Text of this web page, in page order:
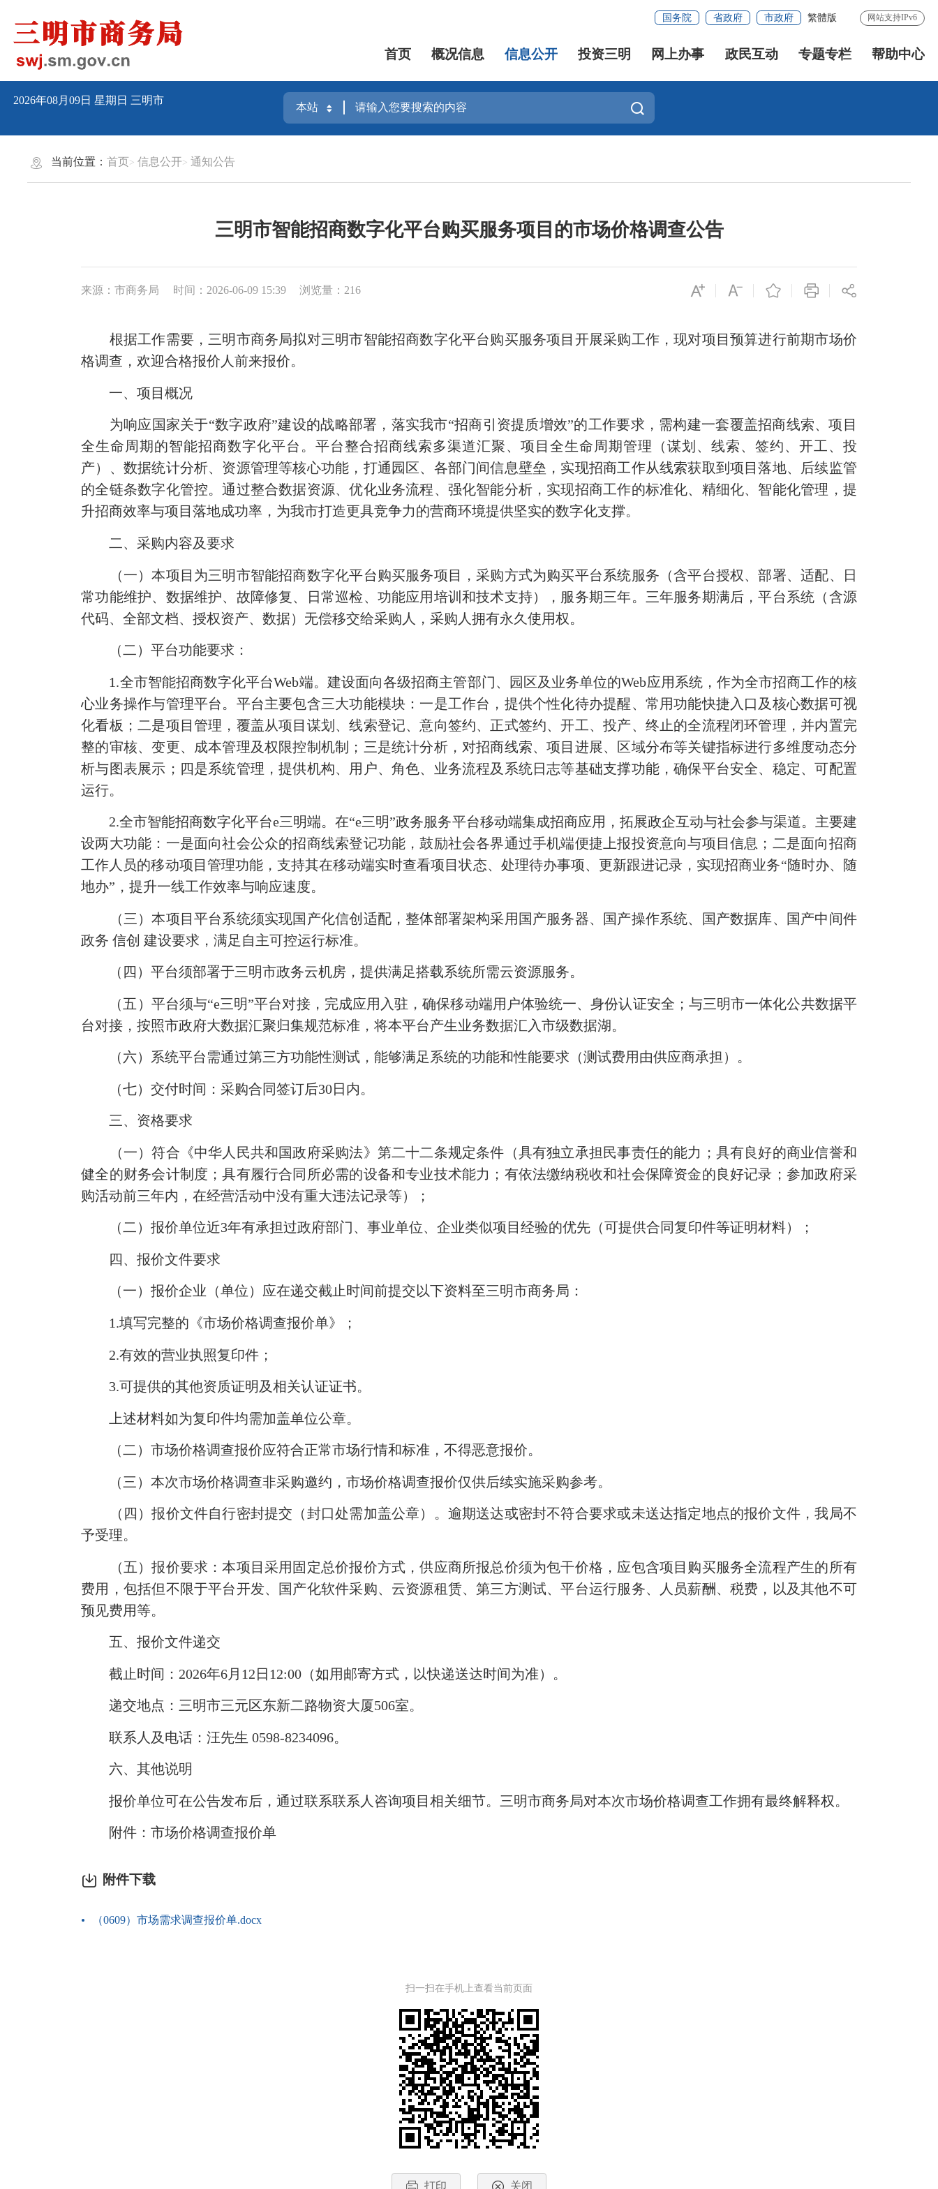
国务院 省政府 市政府 繁體版 网站支持IPv6
首页 概况信息 信息公开 投资三明 网上办事 政民互动 专题专栏 帮助中心
2026年08月09日星期日 三明市
当前位置：首页 信息公开 通知公告
三明市智能招商数字化平台购买服务项目的市场价格调查公告
来源：市商务局 时间：2026-06-09 15:39 浏览量：216
根据工作需要，三明市商务局拟对三明市智能招商数字化平台购买服务项目开展采购工作，现对项目预算进行前期市场价
格调查，欢迎合格报价人前来报价。
一、项目概况
为响应国家关于“数字政府”建设的战略部署，落实我市“招商引资提质增效”的工作要求， 需构建一套覆盖招商线索、项目
全生命周期的智能招商数字化平台。平台整合招商线索多渠道汇聚、项目全生命周期管理（谋划、线索、签约、开工、投
产）、数据统计分析、资源管理等核心功能，打通园区、各部门间信息壁垒，实现招商工作从线索获取到项目落地、后续监管
的全链条数字化管控。通过整合数据资源、优化业务流程、强化智能分析，实现招商工作的标准化、精细化、智能化管理，提
升招商效率与项目落地成功率，为我市打造更具竞争力的营商环境提供坚实的数字化支撑。
二、采购内容及要求
（一）本项目为三明市智能招商数字化平台购买服务项目，采购方式为购买平台系统服务（含平台授权、部署、适配、日
常功能维护、数据维护、故障修复、日常巡检、功能应用培训和技术支持），服务期三年。三年服务期满后，平台系统（含源
代码、全部文档、授权资产、数据）无偿移交给采购人，采购人拥有永久使用权。
（二）平台功能要求：
1.全市智能招商数字化平台Web端。建设面向各级招商主管部门、园区及业务单位的Web应用系统，作为全市招商工作的核
心业务操作与管理平台。平台主要包含三大功能模块：一是工作台，提供个性化待办提醒、常用功能快捷入口及核心数据可视
化看板；二是项目管理，覆盖从项目谋划、线索登记、意向签约、正式签约、开工、投产、终止的全流程闭环管理，并内置完
整的审核、变更、成本管理及权限控制机制；三是统计分析，对招商线索、项目进展、区域分布等关键指标进行多维度动态分
析与图表展示；四是系统管理，提供机构、用户、角色、业务流程及系统日志等基础支撑功能，确保平台安全、稳定、可配置
运行。
2.全市智能招商数字化平台e三明端。在“e三明”政务服务平台移动端集成招商应用，拓展政企互动与社会参与渠道。主要建
设两大功能：一是面向社会公众的招商线索登记功能，鼓励社会各界通过手机端便捷上报投资意向与项目信息；二是面向招商
工作人员的移动项目管理功能，支持其在移动端实时查看项目状态、处理待办事项、更新跟进记录，实现招商业务“随时办、随
地办”，提升一线工作效率与响应速度。
（三）本项目平台系统须实现国产化信创适配，整体部署架构采用国产服务器、国产操作系统、国产数据库、国产中间件
政务 信创 建设要求，满足自主可控运行标准。
（四）平台须部署于三明市政务云机房，提供满足搭载系统所需云资源服务。
（五）平台须与“e三明”平台对接，完成应用入驻，确保移动端用户体验统一、身份认证安全；与三明市一体化公共数据平
台对接，按照市政府大数据汇聚归集规范标准，将本平台产生业务数据汇入市级数据湖。
（六）系统平台需通过第三方功能性测试，能够满足系统的功能和性能要求（测试费用由供应商承担）。
（七）交付时间：采购合同签订后30日内。
三、资格要求
（一）符合《中华人民共和国政府采购法》第二十二条规定条件（具有独立承担民事责任的能力；具有良好的商业信誉和
健全的财务会计制度；具有履行合同所必需的设备和专业技术能力；有依法缴纳税收和社会保障资金的良好记录；参加政府采
购活动前三年内，在经营活动中没有重大违法记录等）；
（二）报价单位近3年有承担过政府部门、事业单位、企业类似项目经验的优先（可提供合同复印件等证明材料）；
四、报价文件要求
（一）报价企业（单位）应在递交截止时间前提交以下资料至三明市商务局：
1.填写完整的《市场价格调查报价单》；
2.有效的营业执照复印件；
3.可提供的其他资质证明及相关认证证书。
上述材料如为复印件均需加盖单位公章。
（二）市场价格调查报价应符合正常市场行情和标准，不得恶意报价。
（三）本次市场价格调查非采购邀约，市场价格调查报价仅供后续实施采购参考。
（四）报价文件自行密封提交（封口处需加盖公章）。逾期送达或密封不符合要求或未送达指定地点的报价文件，我局不
予受理。
（五）报价要求：本项目采用固定总价报价方式，供应商所报总价须为包干价格，应包含项目购买服务全流程产生的所有
费用，包括但不限于平台开发、国产化软件采购、云资源租赁、第三方测试、平台运行服务、人员薪酬、税费，以及其他不可
预见费用等。
五、报价文件递交
截止时间：2026年6月12日12:00（如用邮寄方式，以快递送达时间为准）。
递交地点：三明市三元区东新二路物资大厦506室。
联系人及电话：汪先生 0598-8234096。
六、其他说明
报价单位可在公告发布后，通过联系联系人咨询项目相关细节。三明市商务局对本次市场价格调查工作拥有最终解释权。
附件：市场价格调查报价单
附件下载
（0609）市场需求调查报价单.docx
扫一扫在手机上查看当前页面
打印 关闭